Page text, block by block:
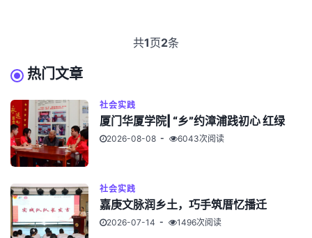
共1页2条
热门文章
社会实践
厦门华厦学院| “乡”约漳浦践初心 红绿
2026-08-08 6043次阅读
社会实践
嘉庚文脉润乡土，巧手筑厝忆播迁
2026-07-14 1496次阅读